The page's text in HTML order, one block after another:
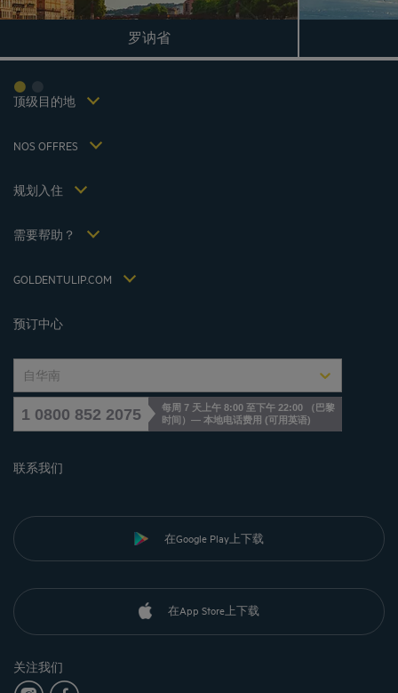
罗讷省
顶级目的地
巴黎酒店
上海酒店
台湾酒店
Hôtels Saint-Malo
NOS OFFRES
逍遥游优惠（含早餐）
规划入住
会议和活动
需要帮助？
常见问答
GOLDENTULIP.COM
个人数据政策
Flavours Instant Benefit 通用使用条款和条件
Politiques de taxes 2023
税收政策 2021
Jin Jiang International
预订中心
自华南
1 0800 852 2075
每周 7 天上午 8:00 至下午 22:00 （巴黎
时间）— 本地电话费用 ( 可用英语)
联系我们
在Google Play上下载
在App Store上下载
关注我们